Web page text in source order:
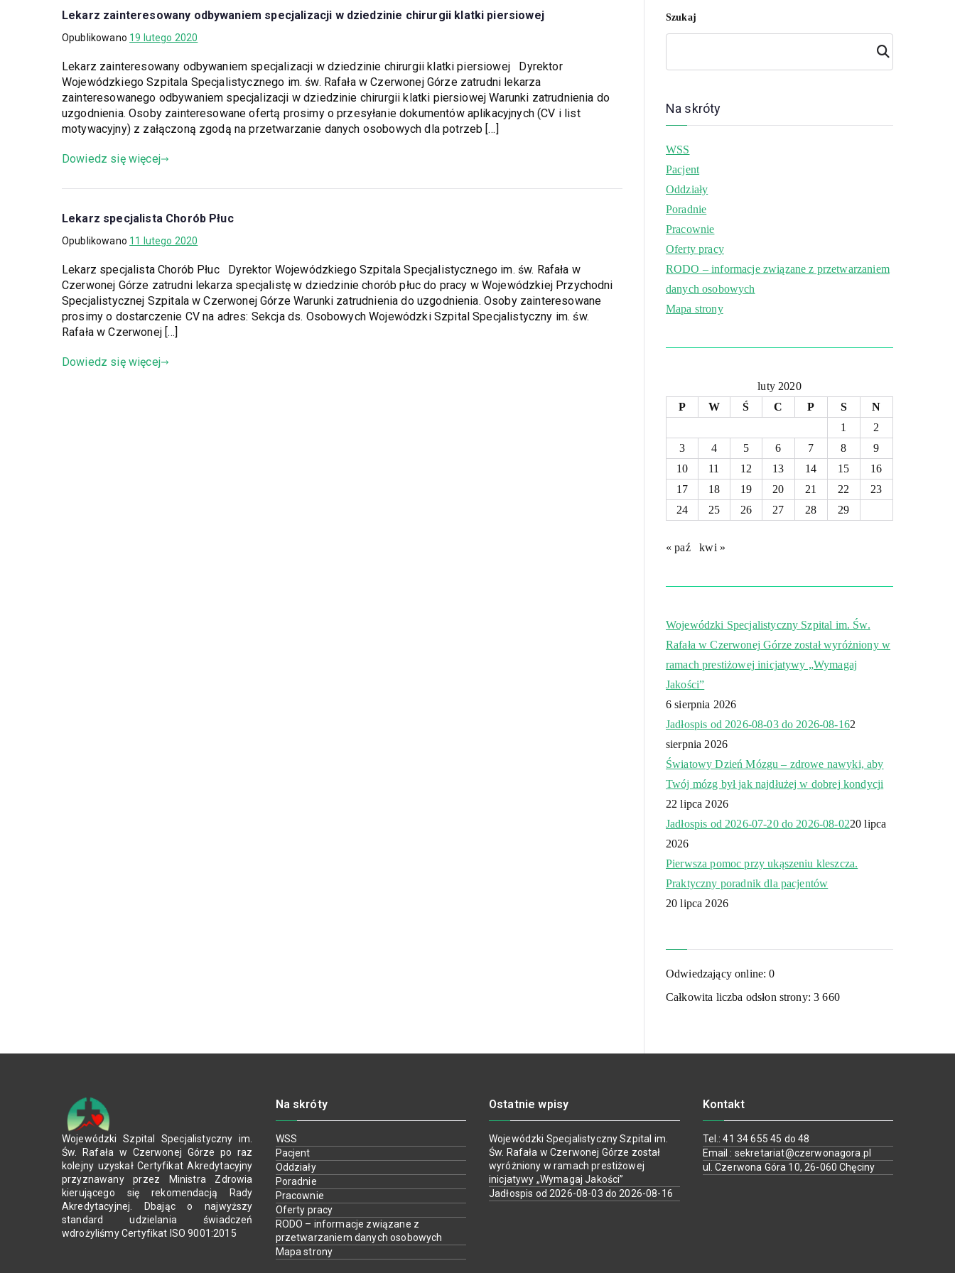
Lekarz zainteresowany odbywaniem specjalizacji w dziedzinie chirurgii klatki piersiowej
Opublikowano 19 lutego 2020
Lekarz zainteresowany odbywaniem specjalizacji w dziedzinie chirurgii klatki piersiowej Dyrektor
Wojewódzkiego Szpitala Specjalistycznego im. św. Rafała w Czerwonej Górze zatrudni lekarza
zainteresowanego odbywaniem specjalizacji w dziedzinie chirurgii klatki piersiowej Warunki zatrudnienia do
uzgodnienia. Osoby zainteresowane ofertą prosimy o przesyłanie dokumentów aplikacyjnych (CV i list
motywacyjny) z załączoną zgodą na przetwarzanie danych osobowych dla potrzeb […]
Dowiedz się więcej
Lekarz specjalista Chorób Płuc
Opublikowano 11 lutego 2020
Lekarz specjalista Chorób Płuc Dyrektor Wojewódzkiego Szpitala Specjalistycznego im. św. Rafała w
Czerwonej Górze zatrudni lekarza specjalistę w dziedzinie chorób płuc do pracy w Wojewódzkiej Przychodni
Specjalistycznej Szpitala w Czerwonej Górze Warunki zatrudnienia do uzgodnienia. Osoby zainteresowane
prosimy o dostarczenie CV na adres: Sekcja ds. Osobowych Wojewódzki Szpital Specjalistyczny im. św.
Rafała w Czerwonej […]
Dowiedz się więcej
Szukaj
Szuk
aj
Na skróty
WSS
Pacjent
Oddziały
Poradnie
Pracownie
Oferty pracy
RODO – informacje związane z przetwarzaniem
danych osobowych
Mapa strony
luty 2020
P
W Ś C P S
N
1
2
3
4 5 6 7 8
9
10
11 12 13 14 15
16
17
18 19 20 21 22
23
24
25 26 27 28 29
« paź kwi »
Wojewódzki Specjalistyczny Szpital im. Św.
Rafała w Czerwonej Górze został wyróżniony w
ramach prestiżowej inicjatywy „Wymagaj
Jakości”
6 sierpnia 2026
Jadłospis od 2026-08-03 do 2026-08-162
sierpnia 2026
Światowy Dzień Mózgu – zdrowe nawyki, aby
Twój mózg był jak najdłużej w dobrej kondycji
22 lipca 2026
Jadłospis od 2026-07-20 do 2026-08-0220 lipca
2026
Pierwsza pomoc przy ukąszeniu kleszcza.
Praktyczny poradnik dla pacjentów
20 lipca 2026
Odwiedzający online:0
Całkowita liczba odsłon strony:3 660
Wojewódzki Szpital Specjalistyczny im.
Św. Rafała w Czerwonej Górze po raz
kolejny uzyskał Certyfikat Akredytacyjny
przyznawany przez Ministra Zdrowia
kierującego się rekomendacją Rady
Akredytacyjnej. Dbając o najwyższy
standard udzielania świadczeń
wdrożyliśmy Certyfikat ISO 9001:2015
Na skróty
WSS
Pacjent
Oddziały
Poradnie
Pracownie
Oferty pracy
RODO – informacje związane z
przetwarzaniem danych osobowych
Mapa strony
Ostatnie wpisy
Wojewódzki Specjalistyczny Szpital im.
Św. Rafała w Czerwonej Górze został
wyróżniony w ramach prestiżowej
inicjatywy „Wymagaj Jakości”
Jadłospis od 2026-08-03 do 2026-08-16
Kontakt
Tel.: 41 34 655 45 do 48
Email : sekretariat@czerwonagora.pl
ul. Czerwona Góra 10, 26-060 Chęciny